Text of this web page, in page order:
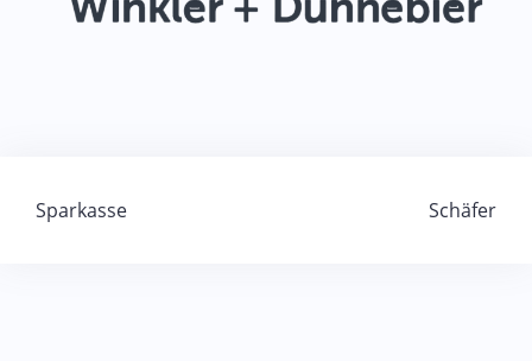
Beitragsnavigation
Sparkasse Schäfer